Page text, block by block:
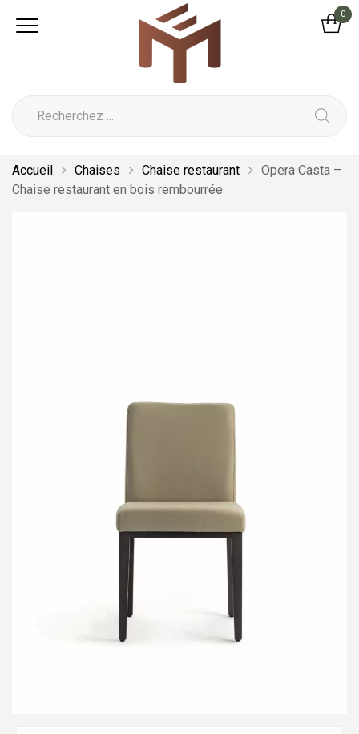
0
Accueil Chaises Chaise restaurant
Opera Casta –
Chaise restaurant en bois rembourrée